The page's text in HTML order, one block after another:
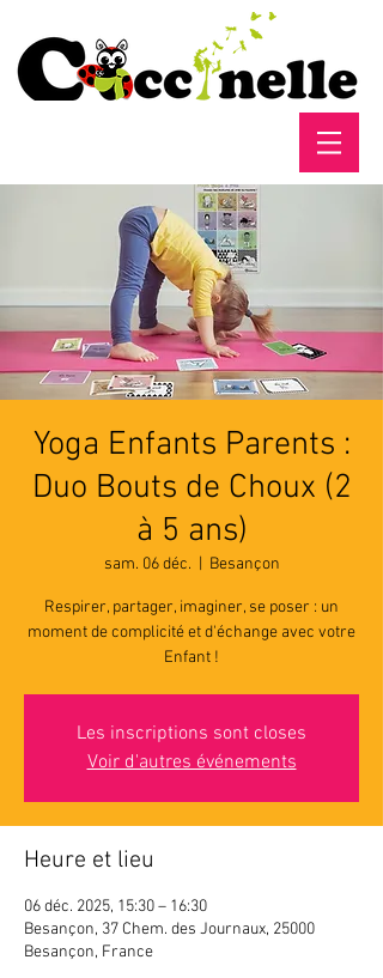
Yoga Enfants Parents :
Duo Bouts de Choux (2
à 5 ans)
sam. 06 déc. Besançon
Respirer, partager, imaginer, se poser : un
moment de complicité et d'échange avec votre
Enfant !
Les inscriptions sont closes
Voir d'autres événements
Heure et lieu
06 déc. 2025, 15:30 – 16:30
Besançon, 37 Chem. des Journaux, 25000
Besançon, France